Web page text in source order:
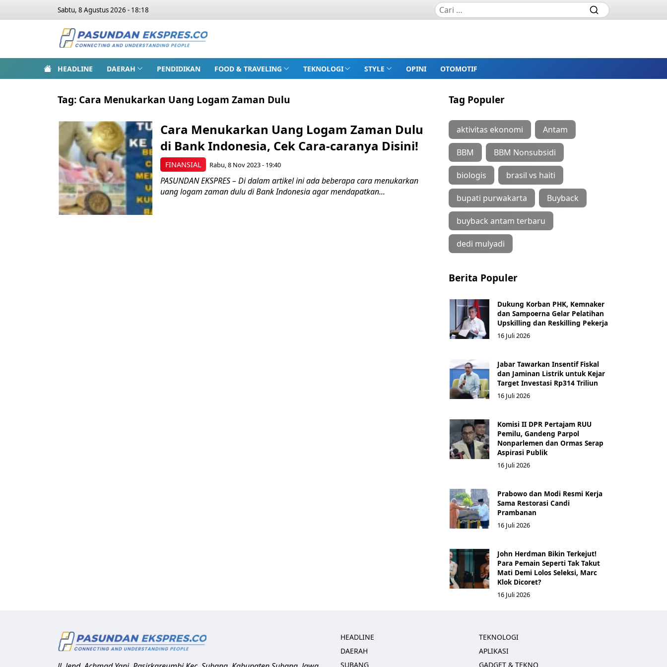
Sabtu, 8 Agustus 2026 - 18:18
HEADLINE DAERAH PENDIDIKAN FOOD & TRAVELING TEKNOLOGI STYLE OPINI OTOMOTIF
Tag: Cara Menukarkan Uang Logam Zaman Dulu
FINANSIAL
Cara Menukarkan Uang Logam Zaman Dulu
di Bank Indonesia, Cek Cara-caranya Disini!
Rabu, 8 Nov 2023 - 19:40
PASUNDAN EKSPRES – Di dalam artikel ini ada beberapa cara menukarkan
uang logam zaman dulu di Bank Indonesia agar mendapatkan...
Tag Populer
aktivitas ekonomi Antam
BBM BBM Nonsubsidi
biologis brasil vs haiti
bupati purwakarta Buyback
buyback antam terbaru
dedi mulyadi
Berita Populer
Dukung Korban PHK, Kemnaker
dan Sampoerna Gelar Pelatihan
Upskilling dan Reskilling Pekerja
16 Juli 2026
Jabar Tawarkan Insentif Fiskal
dan Jaminan Listrik untuk Kejar
Target Investasi Rp314 Triliun
16 Juli 2026
Komisi II DPR Pertajam RUU
Pemilu, Gandeng Parpol
Nonparlemen dan Ormas Serap
Aspirasi Publik
16 Juli 2026
Prabowo dan Modi Resmi Kerja
Sama Restorasi Candi
Prambanan
16 Juli 2026
John Herdman Bikin Terkejut!
Para Pemain Seperti Tak Takut
Mati Demi Lolos Seleksi, Marc
Klok Dicoret?
16 Juli 2026
HEADLINE
DAERAH
SUBANG
TEKNOLOGI
APLIKASI
GADGET & TEKNO